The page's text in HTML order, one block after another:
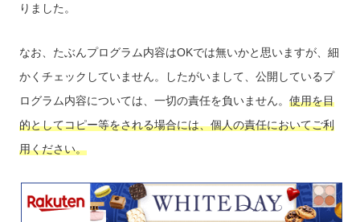
りました。
なお、たぶんプログラム内容はOKでは無いかと思いますが、細
かくチェックしていません。したがいまして、公開しているプ
ログラム内容については、一切の責任を負いません。 使用を目
的としてコピー等をされる場合には、個人の責任においてご利
用ください。